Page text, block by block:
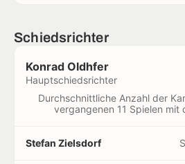
Schiedsrichter
Konrad Oldhfer
Hauptschiedsrichter
Durchschnittliche Anzahl der
vergangenen 11 Spielen mit
Stefan Zielsdorf